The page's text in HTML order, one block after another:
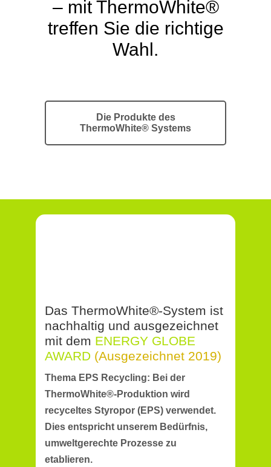
– mit ThermoWhite®
treffen Sie die richtige
Wahl.
Die Produkte des
ThermoWhite® Systems
Das ThermoWhite®-System ist
nachhaltig und ausgezeichnet
mit dem ENERGY GLOBE
AWARD (Ausgezeichnet 2019)
Thema EPS Recycling: Bei der
ThermoWhite®-Produktion wird
recyceltes Styropor (EPS) verwendet.
Dies entspricht unserem Bedürfnis,
umweltgerechte Prozesse zu
etablieren.